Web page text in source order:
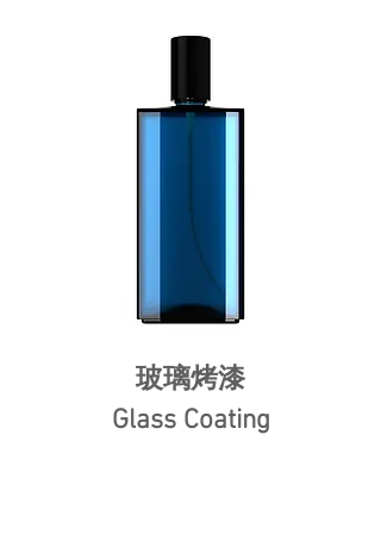
玻璃烤漆
Glass Coating